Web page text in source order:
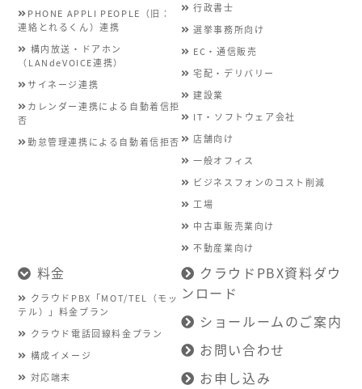
PHONE APPLI PEOPLE（旧：
連絡とれるくん）連携
構内放送・ドアホン
（LANdeVOICE連携）
サイネージ連携
カレンダー連携による自動着信拒
否
勤怠管理連携による自動着信拒否
行政書士
選挙事務所向け
EC・通信販売
宅配・デリバリー
建設業
IT・ソフトウェア会社
店舗向け
一般オフィス
ビジネスフォンのコスト削減
工場
中古車販売業向け
不動産業向け
料金
クラウドPBX「MOT/TEL（モッ
テル）」料金プラン
クラウド電話回線料金プラン
構成イメージ
対応端末
クラウドPBX資料ダウ
ンロード
ショールームのご案内
お問い合わせ
お申し込み